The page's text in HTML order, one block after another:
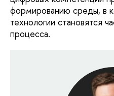
формированию среды, в
технологии становятся
процесса.